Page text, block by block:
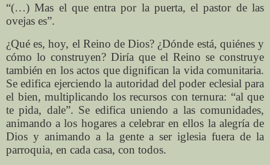
“(…) Mas el que entra por la puerta, el pastor de las
ovejas es”.
¿Qué es, hoy, el Reino de Dios? ¿Dónde está, quiénes y
cómo lo construyen? Diría que el Reino se construye
también en los actos que dignifican la vida comunitaria.
Se edifica ejerciendo la autoridad del poder eclesial para
el bien, multiplicando los recursos con ternura: “al que
te pida, dale”. Se edifica uniendo a las comunidades,
animando a los hogares a celebrar en ellos la alegría de
Dios y animando a la gente a ser iglesia fuera de la
parroquia, en cada casa, con todos.